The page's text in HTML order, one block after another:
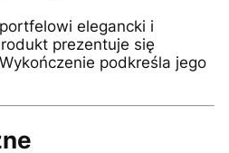
elegancki i
prezentuje się
podkreśla jego